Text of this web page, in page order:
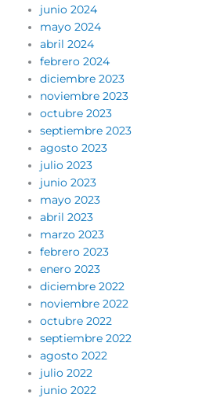
junio 2024
mayo 2024
abril 2024
febrero 2024
diciembre 2023
noviembre 2023
octubre 2023
septiembre 2023
agosto 2023
julio 2023
junio 2023
mayo 2023
abril 2023
marzo 2023
febrero 2023
enero 2023
diciembre 2022
noviembre 2022
octubre 2022
septiembre 2022
agosto 2022
julio 2022
junio 2022